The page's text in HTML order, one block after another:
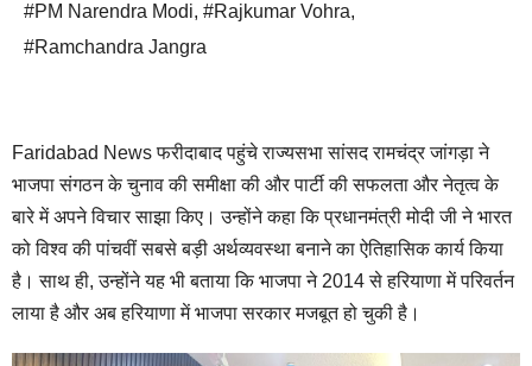
#PM Narendra Modi, #Rajkumar Vohra,
#Ramchandra Jangra
Faridabad News फरीदाबाद पहुंचे राज्यसभा सांसद रामचंद्र जांगड़ा ने
भाजपा संगठन के चुनाव की समीक्षा की और पार्टी की सफलता और नेतृत्व के
बारे में अपने विचार साझा किए। उन्होंने कहा कि प्रधानमंत्री मोदी जी ने भारत
को विश्व की पांचवीं सबसे बड़ी अर्थव्यवस्था बनाने का ऐतिहासिक कार्य किया
है। साथ ही, उन्होंने यह भी बताया कि भाजपा ने 2014 से हरियाणा में परिवर्तन
लाया है और अब हरियाणा में भाजपा सरकार मजबूत हो चुकी है।